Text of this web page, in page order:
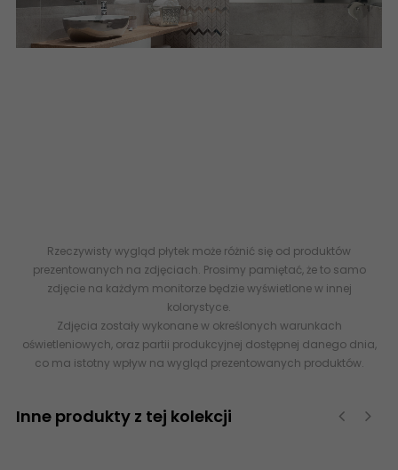
Rzeczywisty wygląd płytek może różnić się od produktów
prezentowanych na zdjęciach. Prosimy pamiętać, że to samo
zdjęcie na każdym monitorze będzie wyświetlone w innej
kolorystyce.
Zdjęcia zostały wykonane w określonych warunkach
oświetleniowych, oraz partii produkcyjnej dostępnej danego dnia,
co ma istotny wpływ na wygląd prezentowanych produktów.
Inne produkty z tej kolekcji